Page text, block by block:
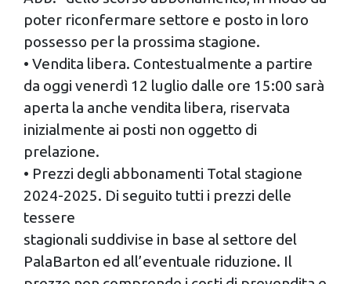
annunci, per fornire funzionalità dei social media e per
analizzare il nostro traffico. Condividiamo inoltre
informazioni sul modo in cui utilizzi il nostro sito con i
nostri partner che si occupano di analisi dei dati web,
pubblicità e social media, i quali potrebbero combinarle
con altre informazioni che hai fornito loro o che hanno
raccolto dal tuo utilizzo dei loro servizi.
poter riconfermare settore e posto in loro
possesso per la prossima stagione.
• Vendita libera. Contestualmente a partire
da oggi venerdì 12 luglio dalle ore 15:00 sarà
aperta la anche vendita libera, riservata
inizialmente ai posti non oggetto di
prelazione.
• Prezzi degli abbonamenti Total stagione
2024-2025. Di seguito tutti i prezzi delle
tessere
stagionali suddivise in base al settore del
PalaBarton ed all’eventuale riduzione. Il